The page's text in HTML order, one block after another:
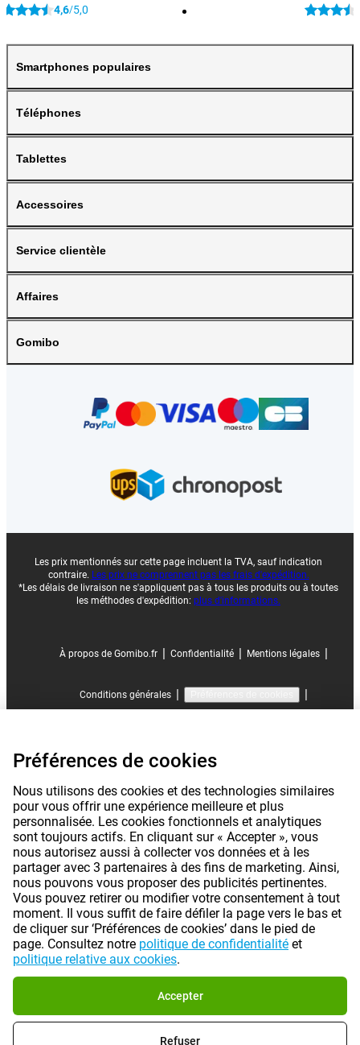
4,6/5,0
Smartphones populaires
Téléphones
Tablettes
Accessoires
Service clientèle
Affaires
Gomibo
Les prix mentionnés sur cette page incluent la TVA, sauf indication
contraire. Les prix ne comprennent pas les frais d'expédition.
*Les délais de livraison ne s'appliquent pas à tous les produits ou à toutes
les méthodes d'expédition: plus d'informations.
À propos de Gomibo.fr Confidentialité Mentions légales
Conditions générales
Préférences de cookies
Nous utilisons des cookies et des technologies similaires
pour vous offrir une expérience meilleure et plus
personnalisée. Les cookies fonctionnels et analytiques
sont toujours actifs. En cliquant sur « Accepter », vous
nous autorisez aussi à collecter vos données et à les
partager avec 3 partenaires à des fins de marketing. Ainsi,
nous pouvons vous proposer des publicités pertinentes.
Vous pouvez retirer ou modifier votre consentement à tout
moment. Il vous suffit de faire défiler la page vers le bas et
de cliquer sur ‘Préférences de cookies’ dans le pied de
page. Consultez notre politique de confidentialité et
politique relative aux cookies.
Accepter
Refuser